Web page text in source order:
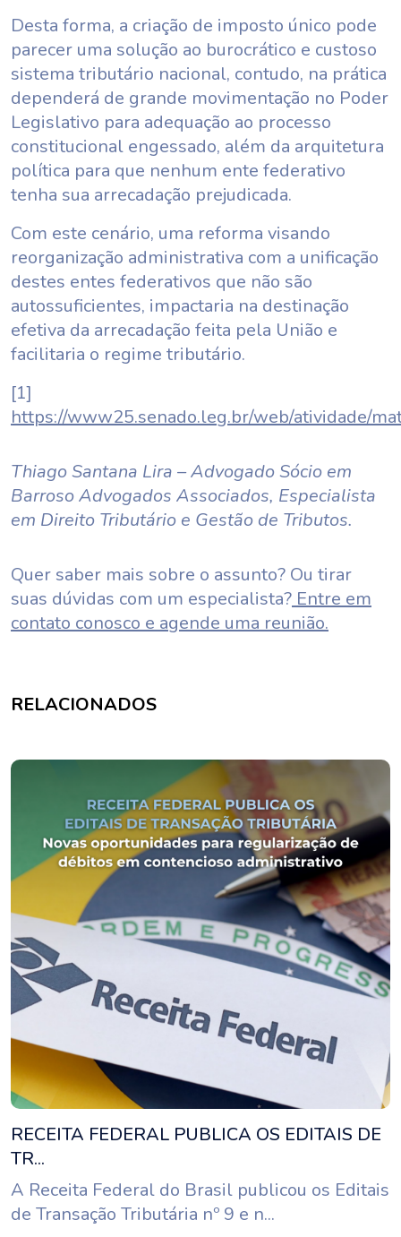
Desta forma, a criação de imposto único pode
parecer uma solução ao burocrático e custoso
sistema tributário nacional, contudo, na prática
dependerá de grande movimentação no Poder
Legislativo para adequação ao processo
constitucional engessado, além da arquitetura
política para que nenhum ente federativo
tenha sua arrecadação prejudicada.
Com este cenário, uma reforma visando
reorganização administrativa com a unificação
destes entes federativos que não são
autossuficientes, impactaria na destinação
efetiva da arrecadação feita pela União e
facilitaria o regime tributário.
[1]
https://www25.senado.leg.br/web/atividade/
Thiago Santana Lira – Advogado Sócio em
Barroso Advogados Associados, Especialista
em Direito Tributário e Gestão de Tributos.
Quer saber mais sobre o assunto? Ou tirar
suas dúvidas com um especialista? Entre em
contato conosco e agende uma reunião.
RELACIONADOS
RECEITA FEDERAL PUBLICA OS EDITAIS DE
TR...
A Receita Federal do Brasil publicou os Editais
de Transação Tributária nº 9 e n...